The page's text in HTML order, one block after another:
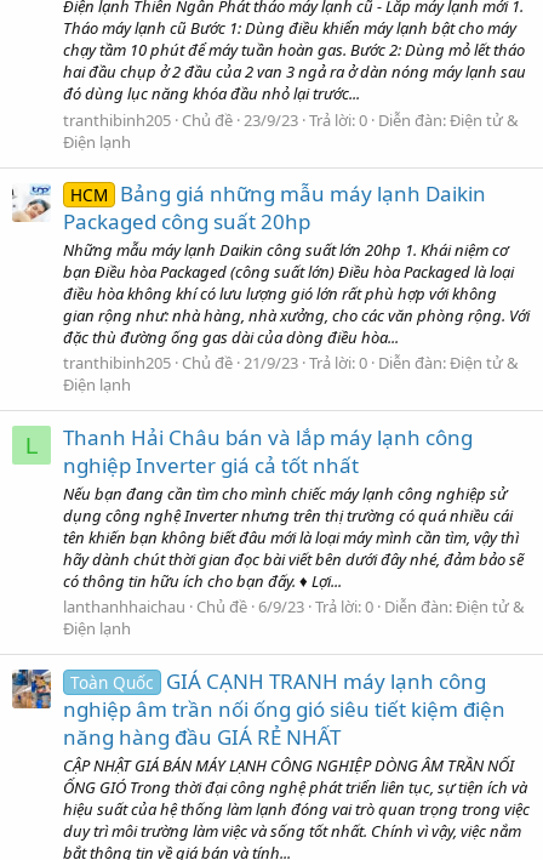
Điện lạnh Thiên Ngân Phát tháo máy lạnh cũ - Lắp máy lạnh mới 1.
Tháo máy lạnh cũ Bước 1: Dùng điều khiển máy lạnh bật cho máy
chạy tầm 10 phút để máy tuần hoàn gas. Bước 2: Dùng mỏ lết tháo
hai đầu chụp ở 2 đầu của 2 van 3 ngả ra ở dàn nóng máy lạnh sau
đó dùng lục năng khóa đầu nhỏ lại trước...
tranthibinh205 Chủ đề 23/9/23 Trả lời: 0 Diễn đàn:Điện tử &
Điện lạnh
HCM
Bảng giá những mẫu máy lạnh Daikin
Packaged công suất 20hp
Những mẫu máy lạnh Daikin công suất lớn 20hp 1. Khái niệm cơ
bạn Điều hòa Packaged (công suất lớn) Điều hòa Packaged là loại
điều hòa không khí có lưu lượng gió lớn rất phù hợp với không
gian rộng như: nhà hàng, nhà xưởng, cho các văn phòng rộng. Với
đặc thù đường ống gas dài của dòng điều hòa...
tranthibinh205 Chủ đề 21/9/23 Trả lời: 0 Diễn đàn:Điện tử &
Điện lạnh
L
Thanh Hải Châu bán và lắp máy lạnh công
nghiệp Inverter giá cả tốt nhất
Nếu bạn đang cần tìm cho mình chiếc máy lạnh công nghiệp sử
dụng công nghệ Inverter nhưng trên thị trường có quá nhiều cái
tên khiến bạn không biết đâu mới là loại máy mình cần tìm, vậy thì
hãy dành chút thời gian đọc bài viết bên dưới đây nhé, đảm bảo sẽ
có thông tin hữu ích cho bạn đấy. ♦ Lợi...
lanthanhhaichau
Chủ đề 6/9/23 Trả lời: 0 Diễn đàn:Điện tử &
Điện lạnh
Toàn Quốc
GIÁ CẠNH TRANH máy lạnh công
nghiệp âm trần nối ống gió siêu tiết kiệm điện
năng hàng đầu GIÁ RẺ NHẤT
CẬP NHẬT GIÁ BÁN MÁY LẠNH CÔNG NGHIỆP DÒNG ÂM TRẦN NỐI
ỐNG GIÓ Trong thời đại công nghệ phát triển liên tục, sự tiện ích và
hiệu suất của hệ thống làm lạnh đóng vai trò quan trọng trong việc
duy trì môi trường làm việc và sống tốt nhất. Chính vì vậy, việc nắm
bắt thông tin về giá bán và tính...